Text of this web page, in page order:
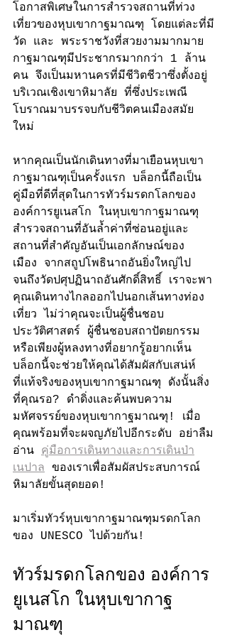
โอกาสพิเศษในการสำรวจสถานที่ท่วง
เที่ยวของหุบเขากาฐมาณฑุ โดยแต่ละที่มี
วัด และ พระราชวังที่สวยงามมากมาย
กาฐมาณฑุมีประชากรมากกว่า 1 ล้าน
คน จึงเป็นมหานครที่มีชีวิตชีวาซึ่งตั้งอยู่
บริเวณเชิงเขาหิมาลัย ที่ซึ่งประเพณี
โบราณมาบรรจบกับชีวิตคนเมืองสมัย
ใหม่
หากคุณเป็นนักเดินทางที่มาเยือนหุบเขา
กาฐมาณฑุเป็นครั้งแรก บล็อกนี้ถือเป็น
คู่มือที่ดีที่สุดในการทัวร์มรดกโลกของ
องค์การยูเนสโก ในหุบเขากาฐมาณฑุ
สำรวจสถานที่อันล้ำค่าที่ซ่อนอยู่และ
สถานที่สำคัญอันเป็นเอกลักษณ์ของ
เมือง จากสถูปโพธินาถอันยิ่งใหญ่ไป
จนถึงวัดปศุปฏินาถอันศักดิ์สิทธิ์ เราจะพา
คุณเดินทางไกลออกไปนอกเส้นทางท่อง
เที่ยว ไม่ว่าคุณจะเป็นผู้ชื่นชอบ
ประวัติศาสตร์ ผู้ชื่นชอบสถาปัตยกรรม
หรือเพียงผู้หลงทางที่อยากรู้อยากเห็น
บล็อกนี้จะช่วยให้คุณได้สัมผัสกับเสน่ห์
ที่แท้จริงของหุบเขากาฐมาณฑุ ดังนั้นสิ่ง
ที่คุณรอ? ดำดิ่งและค้นพบความ
มหัศจรรย์ของหุบเขากาฐมาณฑุ! เมื่อ
คุณพร้อมที่จะผจญภัยไปอีกระดับ อย่าลืม
อ่าน คู่มือการเดินทางและการเดินป่า
เนปาล ของเราเพื่อสัมผัสประสบการณ์
หิมาลัยขั้นสุดยอด!
มาเริ่มทัวร์หุบเขากาฐมาณฑุมรดกโลก
ของ UNESCO ไปด้วยกัน!
ทัวร์มรดกโลกของ องค์การ
ยูเนสโก ในหุบเขากาฐ
มาณฑุ